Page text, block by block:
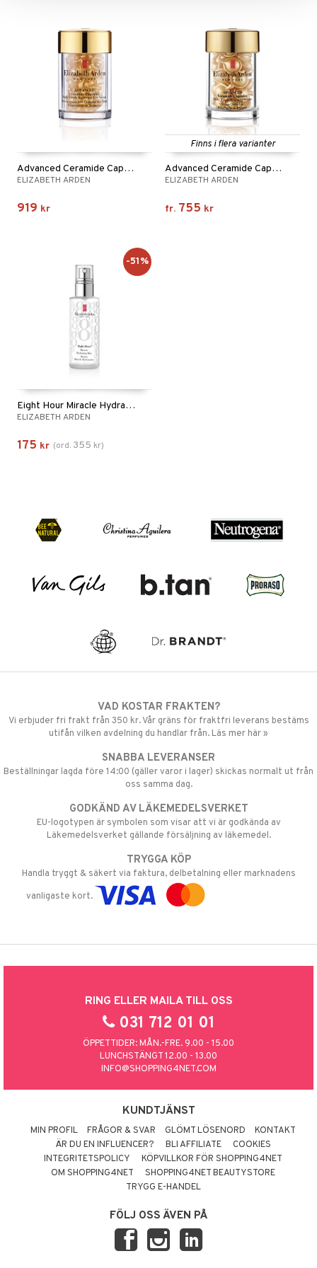
Advanced Ceramide Capsules Eye Serum
ELIZABETH ARDEN
919 kr
Finns i flera varianter
Advanced Ceramide Capsules Youth Restoring Serum
ELIZABETH ARDEN
fr. 755 kr
Eight Hour Miracle Hydrating Mist
ELIZABETH ARDEN
175 kr (ord. 355 kr)
-51%
VAD KOSTAR FRAKTEN?
Vi erbjuder fri frakt från 350 kr. Vår gräns för fraktfri leverans bestäms
utifån vilken avdelning du handlar från. Läs mer här »
SNABBA LEVERANSER
Beställningar lagda före 14:00 (gäller varor i lager) skickas normalt ut från
oss samma dag.
GODKÄND AV LÄKEMEDELSVERKET
EU-logotypen är symbolen som visar att vi är godkända av
Läkemedelsverket gällande försäljning av läkemedel.
TRYGGA KÖP
Handla tryggt & säkert via faktura, delbetalning eller marknadens
vanligaste kort.
RING ELLER MAILA TILL OSS
031 712 01 01
ÖPPETTIDER: MÅN.-FRE. 9.00 - 15.00
LUNCHSTÄNGT 12.00 - 13.00
INFO@SHOPPING4NET.COM
KUNDTJÄNST
MIN PROFIL FRÅGOR & SVAR GLÖMT LÖSENORD
KONTAKT
ÄR DU EN INFLUENCER?
BLI AFFILIATE
COOKIES
INTEGRITETSPOLICY
KÖPVILLKOR FÖR SHOPPING4NET
OM SHOPPING4NET
SHOPPING4NET BEAUTYSTORE
TRYGG E-HANDEL
FÖLJ OSS ÄVEN PÅ